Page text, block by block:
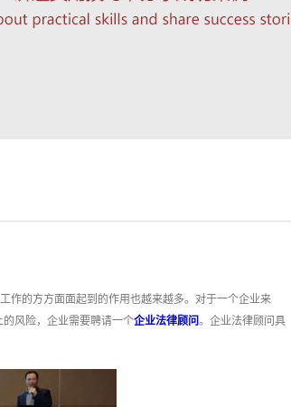
作的方方面面起到的作用也越来越多。对于一个企业来
风险，企业需要聘请一个企业法律顾问。企业法律顾问具